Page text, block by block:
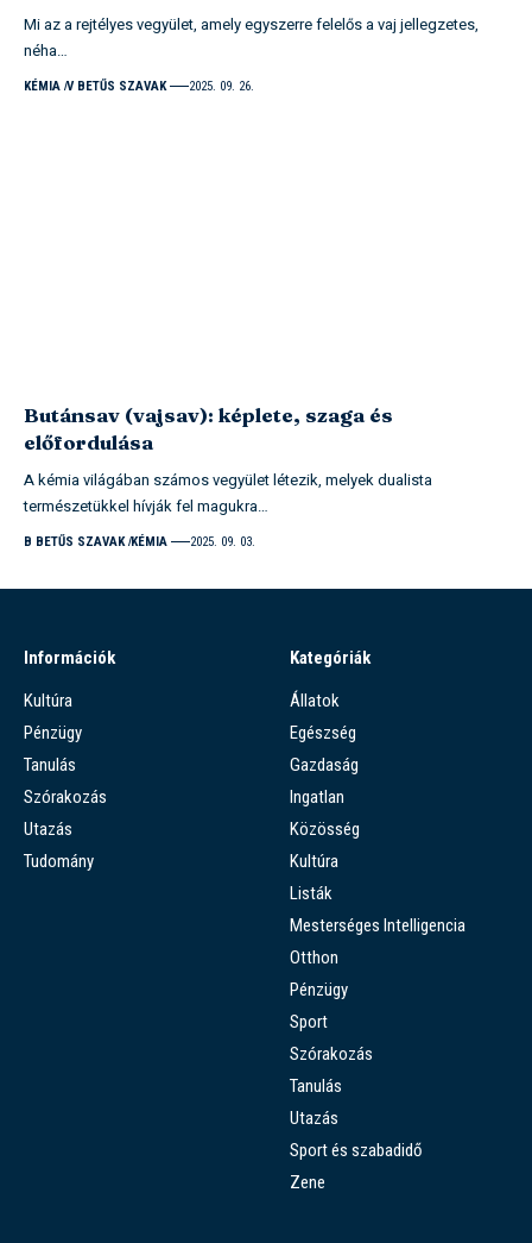
Mi az a rejtélyes vegyület, amely egyszerre felelős a vaj jellegzetes,
néha…
KÉMIA V BETŰS SZAVAK 2025. 09. 26.
Butánsav (vajsav): képlete, szaga és
előfordulása
A kémia világában számos vegyület létezik, melyek dualista
természetükkel hívják fel magukra…
B BETŰS SZAVAK KÉMIA 2025. 09. 03.
Információk
Kultúra
Pénzügy
Tanulás
Szórakozás
Utazás
Tudomány
Kategóriák
Állatok
Egészség
Gazdaság
Ingatlan
Közösség
Kultúra
Listák
Mesterséges Intelligencia
Otthon
Pénzügy
Sport
Szórakozás
Tanulás
Utazás
Sport és szabadidő
Zene